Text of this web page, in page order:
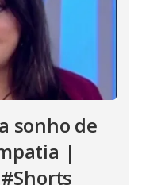
sonho de
|